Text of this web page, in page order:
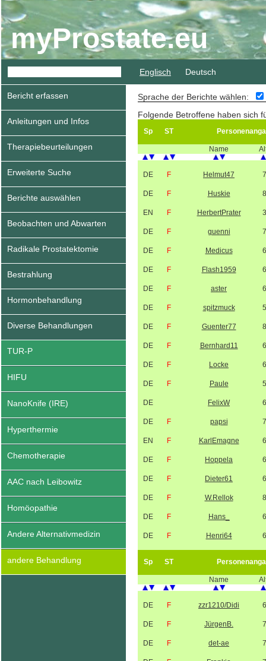
myProstate.eu
Englisch Deutsch
Bericht erfassen
Anleitungen und Infos
Therapiebeurteilungen
Erweiterte Suche
Berichte auswählen
Beobachten und Abwarten
Radikale Prostatektomie
Bestrahlung
Hormonbehandlung
Diverse Behandlungen
TUR-P
HIFU
NanoKnife (IRE)
Hyperthermie
Chemotherapie
AAC nach Leibowitz
Homöopathie
Andere Alternativmedizin
andere Behandlung
Sprache der Berichte wählen:
Folgende Betroffene haben sich
Sp ST
Name
DE F Helmut47
DE F Huskie
EN F HerbertPrater
DE F guenni
DE F Medicus
DE F Flash1959
DE F aster
DE F spitzmuck
DE F Guenter77
DE F Bernhard11
DE F Locke
DE F Paule
DE FelixW
DE F papsi
EN F KarlEmagne
DE F Hoppela
DE F Dieter61
DE F W.Rellok
DE F Hans_
DE F Henri64
Sp ST
Name
DE F zzr1210/Didi
DE F JürgenB.
DE F det-ae